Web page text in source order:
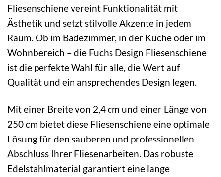
Fliesenschiene vereint Funktionalität mit
Ästhetik und setzt stilvolle Akzente in jedem
Raum. Ob im Badezimmer, in der Küche oder im
Wohnbereich – die Fuchs Design Fliesenschiene
ist die perfekte Wahl für alle, die Wert auf
Qualität und ein ansprechendes Design legen.
Mit einer Breite von 2,4 cm und einer Länge von
250 cm bietet diese Fliesenschiene eine optimale
Lösung für den sauberen und professionellen
Abschluss Ihrer Fliesenarbeiten. Das robuste
Edelstahlmaterial garantiert eine lange